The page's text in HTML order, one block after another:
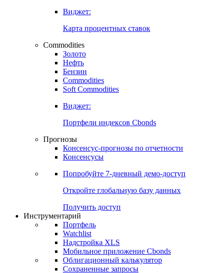
Виджет:
Карта процентных ставок
Commodities
Золото
Нефть
Бензин
Commodities
Soft Commodities
Виджет:
Портфели индексов Cbonds
Прогнозы
Консенсус-прогнозы по отчетности
Консенсусы
Попробуйте 7-дневный демо-доступ
Откройте глобальную базу данных
Получить доступ
Инструментарий
Портфель
Watchlist
Надстройка XLS
Мобильное приложение Cbonds
Облигационный калькулятор
Сохраненные запросы